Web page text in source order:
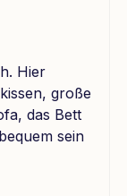
Hier
große
das Bett
sein